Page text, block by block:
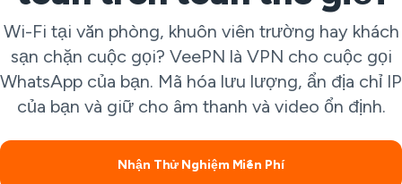
Wi-Fi tại văn phòng, khuôn viên trường hay khách
sạn chặn cuộc gọi? VeePN là VPN cho cuộc gọi
WhatsApp của bạn. Mã hóa lưu lượng, ẩn địa chỉ IP
của bạn và giữ cho âm thanh và video ổn định.
Nhận Thử Nghiệm Miễn Phí